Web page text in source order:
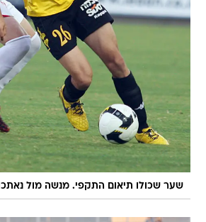
שער שכולו תיאום התקפי. מנשה מול נאתכו